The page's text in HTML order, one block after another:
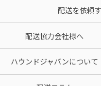
配送を依頼
配送協力会社様へ
ハウンドジャパンについて